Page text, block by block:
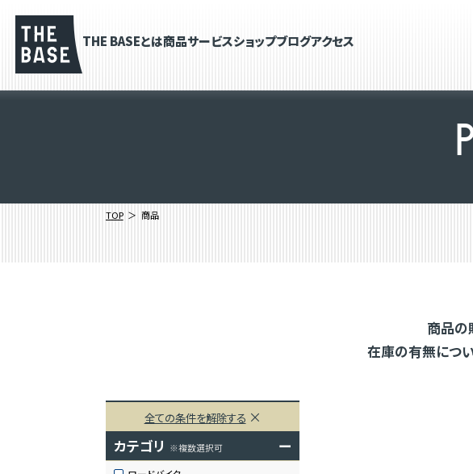
THE BASEとは商品サービスショップブログアクセス
TOP 商品
商品の
在庫の有無につ
全ての条件を解除する
カテゴリ ※複数選択可 ー